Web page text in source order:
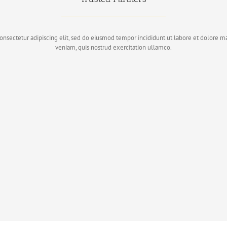
adipiscing elit, sed do eiusmod tempor incididunt ut labore et dolore
veniam, quis nostrud exercitation ullamco.